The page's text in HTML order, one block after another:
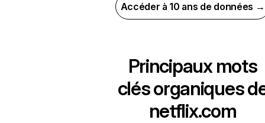
Accéder à 10 ans de données →
Principaux mots
clés organiques
netflix.com